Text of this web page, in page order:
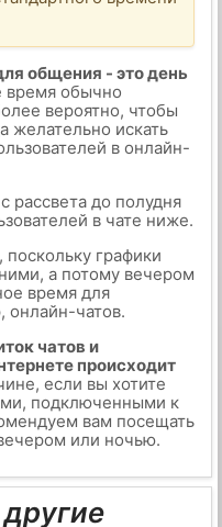
общения - это день
время обычно
вероятно, чтобы
желательно искать
в онлайн-
рассвета до полудня
в чате ниже.
графики
а потому вечером
время для
онлайн-чатов.
чатов и
происходит
если вы хотите
подключенными к
вам посещать
или ночью.